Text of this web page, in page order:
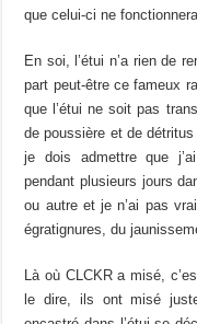
que celui-ci ne
En soi, l’étui n’a rien de
part peut-être ce fameux
que l’étui ne soit pas
de poussière et de
je dois admettre que
pendant plusieurs jours
ou autre et je n’ai pas
égratignures, du
Là où CLCKR a misé,
le dire, ils ont misé